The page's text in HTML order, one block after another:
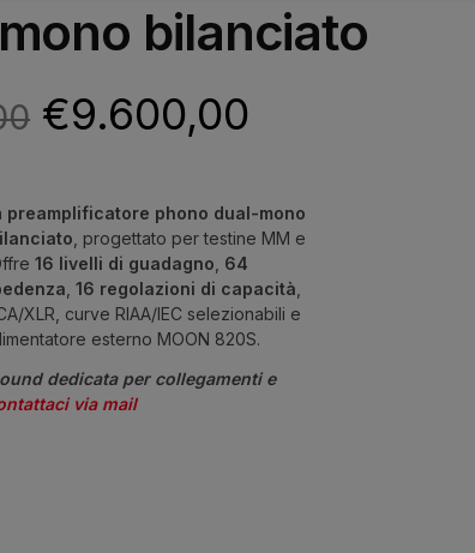
bilanciato
€9.600,00
preamplificatore phono dual-mono
, progettato per testine MM e
16 livelli di guadagno 64
,16 regolazioni di capacità
XLR, curve RIAA/IEC selezionabili e
esterno MOON 820S.
dedicata per collegamenti e
via mail